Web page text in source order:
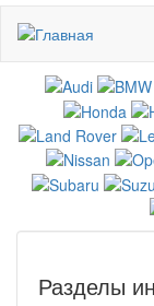
основному
содержанию
Разделы